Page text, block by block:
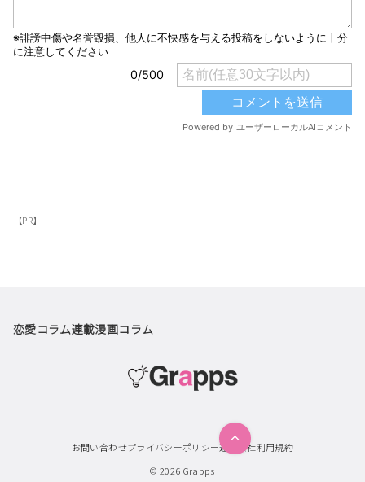
【PR】
恋愛コラム連載漫画コラム
お問い合わせプライバシーポリシー運営会社利用規約
© 2026 Grapps